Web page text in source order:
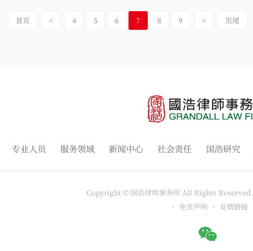
首页 < 4 5 6 7 8 9 > 页尾
专业人员 服务领域 新闻中心 社会责任 国浩研究
Copyright © 国浩律师事务所 All Rights Reserved.
免责声明
友情链接